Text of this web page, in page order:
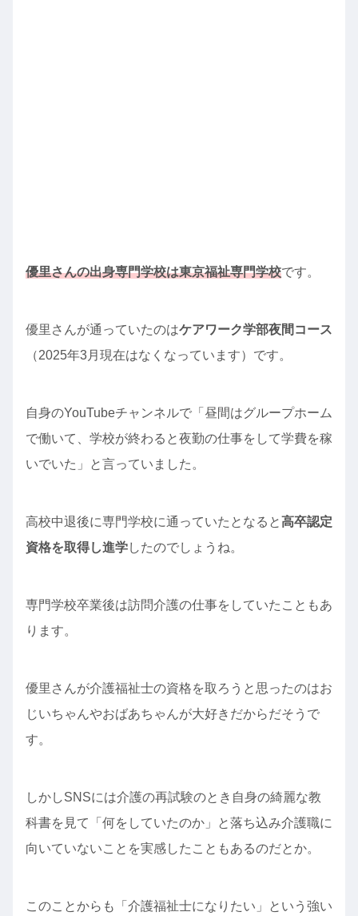
優里さんの出身専門学校は東京福祉専門学校です。
優里さんが通っていたのはケアワーク学部夜間コース
（2025年3月現在はなくなっています）です。
自身のYouTubeチャンネルで「昼間はグループホーム
で働いて、学校が終わると夜勤の仕事をして学費を稼
いでいた」と言っていました。
高校中退後に専門学校に通っていたとなると高卒認定
資格を取得し進学したのでしょうね。
専門学校卒業後は訪問介護の仕事をしていたこともあ
ります。
優里さんが介護福祉士の資格を取ろうと思ったのはお
じいちゃんやおばあちゃんが大好きだからだそうで
す。
しかしSNSには介護の再試験のとき自身の綺麗な教
科書を見て「何をしていたのか」と落ち込み介護職に
向いていないことを実感したこともあるのだとか。
このことからも「介護福祉士になりたい」という強い